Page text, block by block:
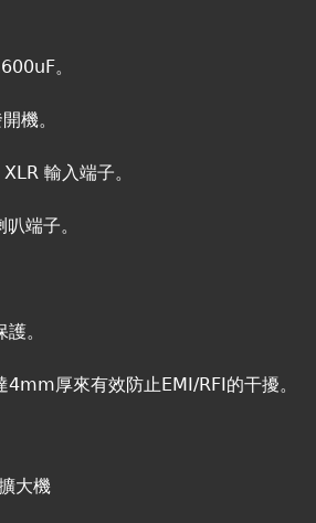
。
機。
輸入端子。
端子。
。
4mm厚來有效防止EMI/RFI的干擾。
大機